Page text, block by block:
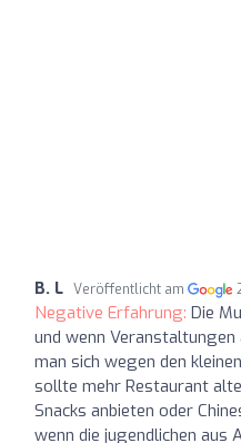
B. L Veröffentlicht am
Negative Erfahrung: Die
und wenn Veranstaltungen
man sich wegen den
sollte mehr Restaurant
Snacks anbieten oder
wenn die jugendlichen aus